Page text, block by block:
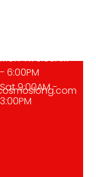
Mon-Fri 9:00AM
- 6:00PM
Sat 9:00AM -
3:00PM